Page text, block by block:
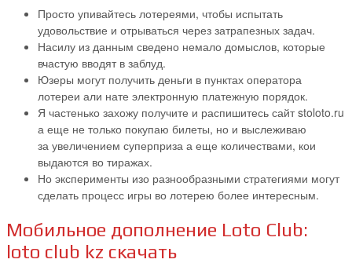
Просто упивайтесь лотереями, чтобы испытать
удовольствие и отрываться через затрапезных задач.
Насилу из данным сведено немало домыслов, которые
вчастую вводят в заблуд.
Юзеры могут получить деньги в пунктах оператора
лотереи али нате электронную платежную порядок.
Я частенько захожу получите и распишитесь сайт stoloto.ru
а еще не только покупаю билеты, но и выслеживаю
за увеличением суперприза а еще количествами, кои
выдаются во тиражах.
Но эксперименты изо разнообразными стратегиями могут
сделать процесс игры во лотерею более интересным.
Мобильное дополнение Loto Club:
loto club kz скачать